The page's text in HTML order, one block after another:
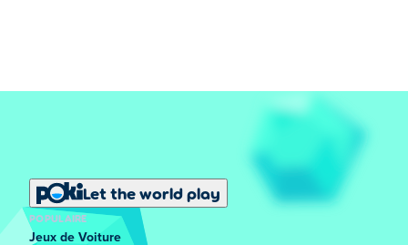
Let the world play
POPULAIRE
Jeux de Voiture